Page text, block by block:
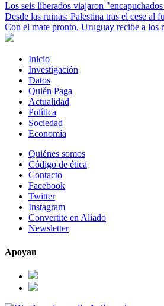
Los seis liberados viajaron
Desde las ruinas: Palestina tras el cese al
Con el mate pronto, Uruguay recibe a los
Inicio
Investigación
Datos
Quién Paga
Actualidad
Política
Sociedad
Economía
Quiénes somos
Código de ética
Contacto
Facebook
Twitter
Instagram
Convertite en Aliado
Newsletter
Apoyan